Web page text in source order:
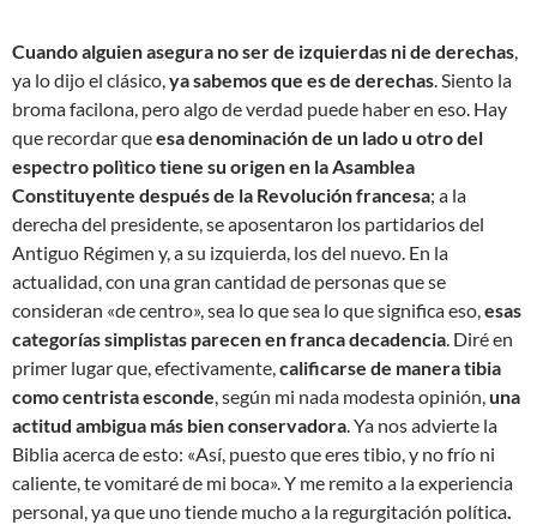
Cuando alguien asegura no ser de izquierdas ni de derechas,
ya lo dijo el clásico,ya sabemos que es de derechas. Siento la
broma facilona, pero algo de verdad puede haber en eso. Hay
que recordar queesa denominación de un lado u otro del
espectro polìtico tiene su origen en la Asamblea
Constituyente después de la Revolución francesa; a la
derecha del presidente, se aposentaron los partidarios del
Antiguo Régimen y, a su izquierda, los del nuevo. En la
actualidad, con una gran cantidad de personas que se
consideran «de centro», sea lo que sea lo que significa eso,esas
categorías simplistas parecen en franca decadencia. Diré en
primer lugar que, efectivamente,calificarse de manera tibia
como centrista esconde, según mi nada modesta opinión,una
actitud ambigua más bien conservadora. Ya nos advierte la
Biblia acerca de esto: «Así, puesto que eres tibio, y no frío ni
caliente, te vomitaré de mi boca». Y me remito a la experiencia
personal, ya que uno tiende mucho a la regurgitación política.